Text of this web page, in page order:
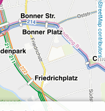
OpenStreetMap contributors